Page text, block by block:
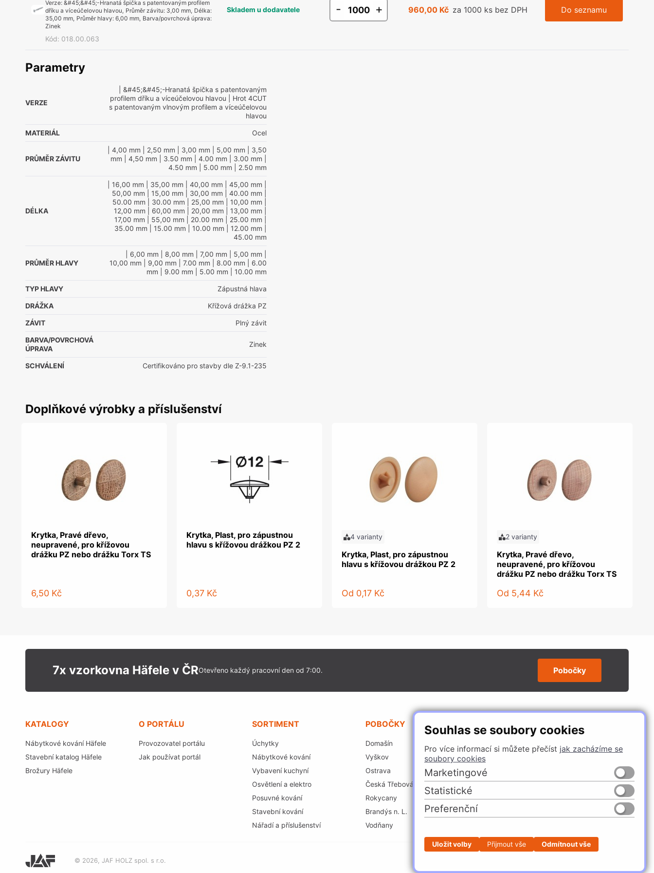
Souhlas se soubory cookies
Pro více informací si můžete přečíst jak zacházíme se
soubory cookies
Marketingové
Statistické
Preferenční
Uložit volby Přijmout vše Odmítnout vše
Verze: &#45;&#45;-Hranatá špička s patentovaným profilem
dříku a víceúčelovou hlavou, Průměr závitu: 3,00 mm, Délka:
35,00 mm, Průměr hlavy: 6,00 mm, Barva/povrchová úprava:
Zinek
Kód: 018.00.063
Skladem u dodavatele - + 960,00 Kč za 1000 ks bez DPH Do seznamu
Parametry
VERZE
| &#45;&#45;-Hranatá špička s patentovaným
profilem dříku a víceúčelovou hlavou | Hrot 4CUT
s patentovaným vlnovým profilem a víceúčelovou
hlavou
MATERIÁL Ocel
PRŮMĚR ZÁVITU
| 4,00 mm | 2,50 mm | 3,00 mm | 5,00 mm | 3,50
mm | 4,50 mm | 3.50 mm | 4.00 mm | 3.00 mm
4.50 mm | 5.00 mm | 2.50 mm
DÉLKA
| 16,00 mm | 35,00 mm | 40,00 mm | 45,00 mm
50,00 mm | 15,00 mm | 30,00 mm | 40.00 mm
50.00 mm | 30.00 mm | 25,00 mm | 10,00 mm
12,00 mm | 60,00 mm | 20,00 mm | 13,00 mm
17,00 mm | 55,00 mm | 20.00 mm | 25.00 mm
35.00 mm | 15.00 mm | 10.00 mm | 12.00 mm
45.00 mm
PRŮMĚR HLAVY
| 6,00 mm | 8,00 mm | 7,00 mm | 5,00 mm
10,00 mm | 9,00 mm | 7.00 mm | 8.00 mm | 6.00
mm | 9.00 mm | 5.00 mm | 10.00 mm
TYP HLAVY Zápustná hlava
DRÁŽKA Křížová drážka PZ
ZÁVIT Plný závit
BARVA/POVRCHOVÁ
ÚPRAVA
Zinek
SCHVÁLENÍ Certifikováno pro stavby dle Z-9.1-235
Doplňkové výrobky a příslušenství
Krytka, Pravé dřevo,
neupravené, pro křížovou
drážku PZ nebo drážku Torx TS
6,50 Kč
Krytka, Plast, pro zápustnou
hlavu s křížovou drážkou PZ 2
0,37 Kč
4 varianty
Krytka, Plast, pro zápustnou
hlavu s křížovou drážkou PZ 2
Od 0,17 Kč
2 varianty
Krytka, Pravé dřevo,
neupravené, pro křížovou
drážku PZ nebo drážku Torx TS
Od 5,44 Kč
7x vzorkovna Häfele v ČROtevřeno každý pracovní den od 7:00. Pobočky
KATALOGY
Nábytkové kování Häfele
Stavební katalog Häfele
Brožury Häfele
O PORTÁLU
Provozovatel portálu
Jak používat portál
SORTIMENT
Úchytky
Nábytkové kování
Vybavení kuchyní
Osvětlení a elektro
Posuvné kování
Stavební kování
Nářadí a příslušenství
POBOČKY
Domašín
Vyškov
Ostrava
Česká Třebová
Rokycany
Brandýs n. L.
Vodňany
SLEDUJTE NÁS
Česko Slovensko
© 2026, JAF HOLZ spol. s r.o.